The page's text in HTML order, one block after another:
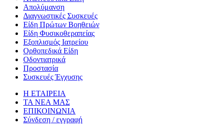
Απολύμανση
Διαγνωστικές Συσκευές
Είδη Πρώτων Βοηθειών
Είδη Φυσικοθεραπείας
Εξοπλισμός Ιατρείου
Ορθοπεδικά Είδη
Οδοντιατρικά
Προστασία
Συσκευές Έγχυσης
Η ΕΤΑΙΡΕΙΑ
ΤΑ ΝΕΑ ΜΑΣ
ΕΠΙΚΟΙΝΩΝΙΑ
Σύνδεση / εγγραφή